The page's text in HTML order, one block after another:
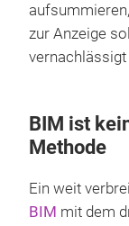
zur Anzeige
BIM ist
Methode
Ein weit
BIM mit dem